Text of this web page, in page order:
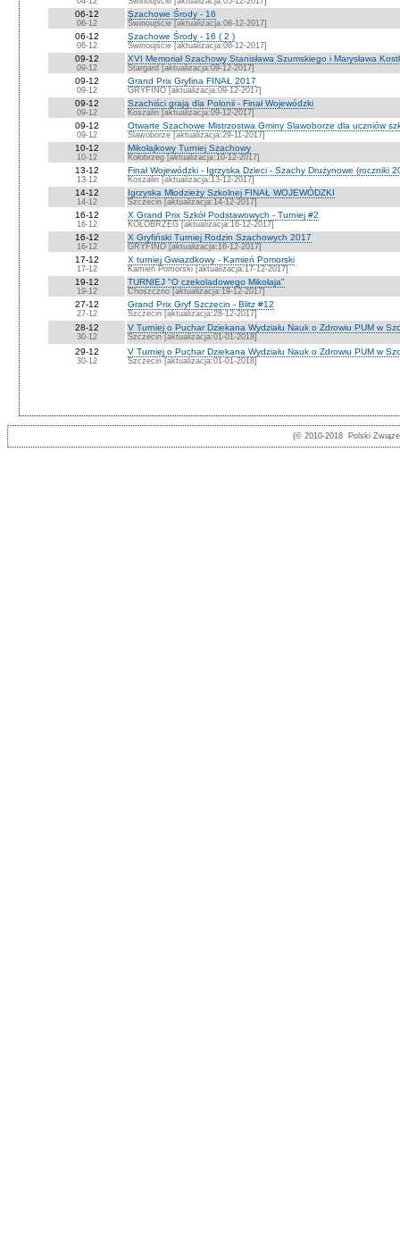
06-12
06-12
Szachowe Środy - 16
Świnoujście [aktualizacja:08-12-2017]
06-12
06-12
Szachowe Środy - 16 ( 2 )
Świnoujście [aktualizacja:08-12-2017]
09-12
09-12
XVI Memoriał Szachowy Stanisława Szumskiego i Marysława
Stargard [aktualizacja:09-12-2017]
09-12
09-12
Grand Prix Gryfina FINAŁ 2017
GRYFINO [aktualizacja:09-12-2017]
09-12
09-12
Szachiści grają dla Polonii - Finał Wojewódzki
Koszalin [aktualizacja:09-12-2017]
09-12
09-12
Otwarte Szachowe Mistrzostwa Gminy Slawoborze dla uczniów
Slawoborze [aktualizacja:29-11-2017]
10-12
10-12
Mikołajkowy Turniej Szachowy
Kołobrzeg [aktualizacja:10-12-2017]
13-12
13-12
Finał Wojewódzki - Igrzyska Dzieci - Szachy Drużynowe (roczniki
Koszalin [aktualizacja:13-12-2017]
14-12
14-12
Igrzyska Młodzieży Szkolnej FINAŁ WOJEWÓDZKI
Szczecin [aktualizacja:14-12-2017]
16-12
16-12
X Grand Prix Szkół Podstawowych - Turniej #2
KOŁOBRZEG [aktualizacja:16-12-2017]
16-12
16-12
X Gryfiński Turniej Rodzin Szachowych 2017
GRYFINO [aktualizacja:16-12-2017]
17-12
17-12
X turniej Gwiazdkowy - Kamień Pomorski
Kamień Pomorski [aktualizacja:17-12-2017]
19-12
19-12
TURNIEJ "O czekoladowego Mikołaja"
Choszczno [aktualizacja:19-12-2017]
27-12
27-12
Grand Prix Gryf Szczecin - Blitz #12
Szczecin [aktualizacja:28-12-2017]
28-12
30-12
V Turniej o Puchar Dziekana Wydziału Nauk o Zdrowiu PUM w
Szczecin [aktualizacja:01-01-2018]
29-12
30-12
V Turniej o Puchar Dziekana Wydziału Nauk o Zdrowiu PUM w
Szczecin [aktualizacja:01-01-2018]
(© 2010-2018 Polski